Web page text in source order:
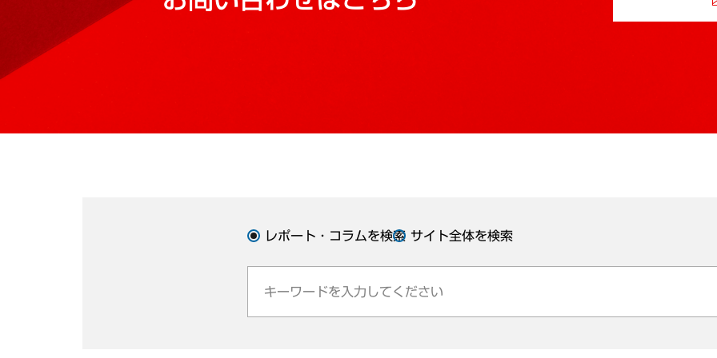
レポート・コラムを検索 サイト全体を検索